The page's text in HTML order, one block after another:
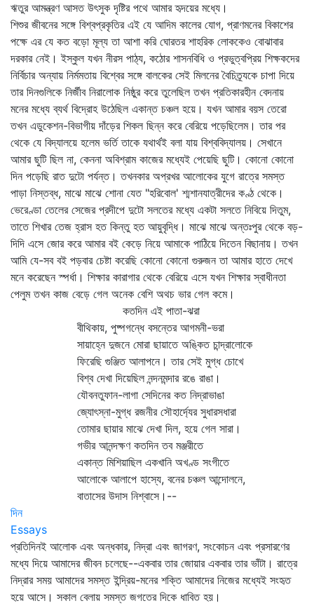
ঋতুর আমন্ত্রণ আসত উৎসুক দৃষ্টির পথে আমার হৃদয়ের মধ্যে।
শিশুর জীবনের সঙ্গে বিশ্বপ্রকৃতির এই যে আদিম কালের যোগ, প্রাণমনের বিকাশের
পক্ষে এর যে কত বড়ো মূল্য তা আশা করি ঘোরতর শাহরিক লোককেও বোঝাবার
দরকার নেই। ইস্কুল যখন নীরস পাঠ্য, কঠোর শাসনবিধি ও প্রভুত্বপ্রিয় শিক্ষকদের
নির্বিচার অন্যায় নির্মমতায় বিশ্বের সঙ্গে বালকের সেই মিলনের বৈচিত্র্যকে চাপা দিয়ে
তার দিনগুলিকে নির্জীব নিরালোক নিষ্ঠুর করে তুলেছিল তখন প্রতিকারহীন বেদনায়
মনের মধ্যে ব্যর্থ বিদ্রোহ উঠেছিল একান্ত চঞ্চল হয়ে। যখন আমার বয়স তেরো
তখন এডুকেশন-বিভাগীয় দাঁড়ের শিকল ছিন্ন করে বেরিয়ে পড়েছিলেম। তার পর
থেকে যে বিদ্যালয়ে হলেম ভর্তি তাকে যথার্থই বলা যায় বিশ্ববিদ্যালয়। সেখানে
আমার ছুটি ছিল না, কেননা অবিশ্রাম কাজের মধ্যেই পেয়েছি ছুটি। কোনো কোনো
দিন পড়েছি রাত দুটো পর্যন্ত। তখনকার অপ্রখর আলোকের যুগে রাত্রে সমস্ত
পাড়া নিস্তব্ধ, মাঝে মাঝে শোনা যেত "হরিবোল' শ্মশানযাত্রীদের কণ্ঠ থেকে।
ভেরেণ্ডা তেলের সেজের প্রদীপে দুটো সলতের মধ্যে একটা সলতে নিবিয়ে দিতুম,
তাতে শিখার তেজ হ্রাস হত কিন্তু হত আয়ুবৃদ্ধি। মাঝে মাঝে অন্তঃপুর থেকে বড়-
দিদি এসে জোর করে আমার বই কেড়ে নিয়ে আমাকে পাঠিয়ে দিতেন বিছানায়। তখন
আমি যে-সব বই পড়বার চেষ্টা করেছি কোনো কোনো গুরুজন তা আমার হাতে দেখে
মনে করেছেন স্পর্ধা। শিক্ষার কারাগার থেকে বেরিয়ে এসে যখন শিক্ষার স্বাধীনতা
পেলুম তখন কাজ বেড়ে গেল অনেক বেশি অথচ ভার গেল কমে।
কতদিন এই পাতা-ঝরা
বীথিকায়, পুষ্পগন্ধে বসন্তের আগমনী-ভরা
সায়াহ্নে দুজনে মোরা ছায়াতে অঙ্কিত চান্দ্রালোকে
ফিরেছি গুঞ্জিত আলাপনে। তার সেই মুগ্ধ চোখে
বিশ্ব দেখা দিয়েছিল নন্দনমন্দার রঙে রাঙা।
যৌবনতুফান-লাগা সেদিনের কত নিদ্রাভাঙা
জ্যোৎস্না-মুগ্ধ রজনীর সৌহার্দ্যের সুধারসধারা
তোমার ছায়ার মাঝে দেখা দিল, হয়ে গেল সারা।
গভীর আনন্দক্ষণ কতদিন তব মঞ্জরীতে
একান্ত মিশিয়াছিল একখানি অখণ্ড সংগীতে
আলোকে আলাপে হাস্যে, বনের চঞ্চল আন্দোলনে,
বাতাসের উদাস নিশ্বাসে।--
দিন
Essays
প্রতিদিনই আলোক এবং অন্ধকার, নিদ্রা এবং জাগরণ, সংকোচন এবং প্রসারণের
মধ্যে দিয়ে আমাদের জীবন চলেছে--একবার তার জোয়ার একবার তার ভাঁটা। রাত্রে
নিদ্রার সময় আমাদের সমস্ত ইন্দ্রিয়-মনের শক্তি আমাদের নিজের মধ্যেই সংহৃত
হয়ে আসে। সকাল বেলায় সমস্ত জগতের দিকে ধাবিত হয়।